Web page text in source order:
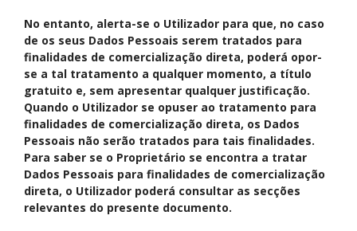
No entanto, alerta-se o Utilizador para que, no caso
de os seus Dados Pessoais serem tratados para
finalidades de comercialização direta, poderá opor-
se a tal tratamento a qualquer momento, a título
gratuito e, sem apresentar qualquer justificação.
Quando o Utilizador se opuser ao tratamento para
finalidades de comercialização direta, os Dados
Pessoais não serão tratados para tais finalidades.
Para saber se o Proprietário se encontra a tratar
Dados Pessoais para finalidades de comercialização
direta, o Utilizador poderá consultar as secções
relevantes do presente documento.